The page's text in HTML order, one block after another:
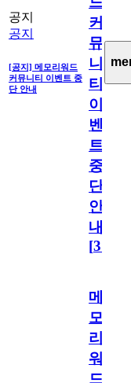
공지
공지
[공지] 메모리워드
커뮤니티 이벤트 중
단 안내
커
뮤
니
티
이
벤
트
중
단
안
내
[31
메
모
리
워
드